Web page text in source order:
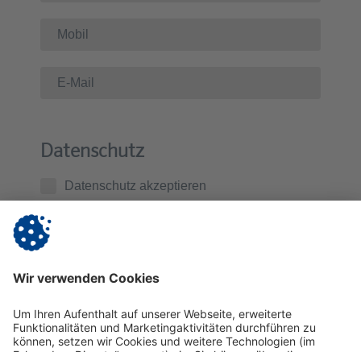
Datenschutz
Datenschutz akzeptieren
Ich habe die
genommen. Ich stimme zu, dass die von mir
übermittelten Daten zur Kontaktaufnahme und für